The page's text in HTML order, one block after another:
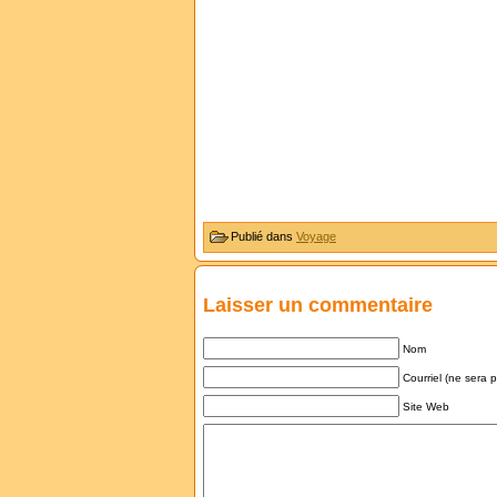
Publié dans Voyage
Laisser un commentaire
Nom
Courriel (ne sera
Site Web